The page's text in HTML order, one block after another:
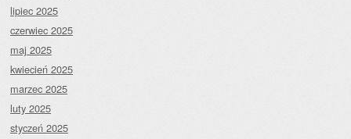
lipiec 2025
czerwiec 2025
maj 2025
kwiecień 2025
marzec 2025
luty 2025
styczeń 2025